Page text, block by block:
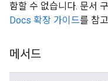
함할 수 없습니다. 문서
Docs 확장 가이드를 참
메서드